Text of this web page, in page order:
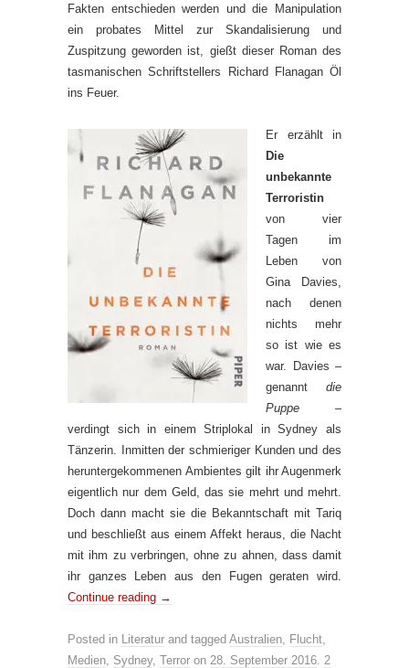
Fakten entschieden werden und die Manipulation
ein probates Mittel zur Skandalisierung und
Zuspitzung geworden ist, gießt dieser Roman des
tasmanischen Schriftstellers Richard Flanagan Öl
ins Feuer.
Er erzählt in
Die
unbekannte
Terroristin
von vier
Tagen im
Leben von
Gina Davies,
nach denen
nichts mehr
so ist wie es
war. Davies –
genannt die
Puppe –
verdingt sich in einem Striplokal in Sydney als
Tänzerin. Inmitten der schmieriger Kunden und des
heruntergekommenen Ambientes gilt ihr Augenmerk
eigentlich nur dem Geld, das sie mehrt und mehrt.
Doch dann macht sie die Bekanntschaft mit Tariq
und beschließt aus einem Affekt heraus, die Nacht
mit ihm zu verbringen, ohne zu ahnen, dass damit
ihr ganzes Leben aus den Fugen geraten wird.
Continue reading →
Posted in Literatur and tagged Australien Flucht
Medien Sydney, Terror on 28. September 2016 2